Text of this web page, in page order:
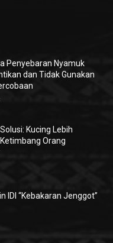
Penyebaran Nyamuk
dan Tidak Gunakan
Kucing Lebih
Orang
IDI “Kebakaran Jenggot”